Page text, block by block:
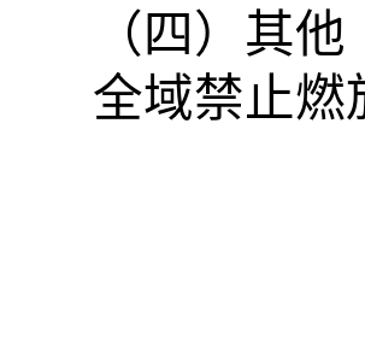
（四）其他
全域禁止燃